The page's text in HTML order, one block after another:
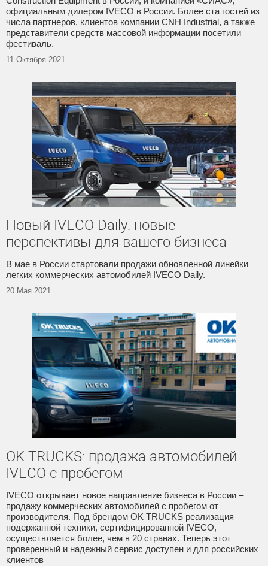
официальным дилером IVECO в России. Более ста гостей из
числа партнеров, клиентов компании CNH Industrial, а также
представители средств массовой информации посетили
фестиваль.
11 Октября 2021
Новый IVECO Daily: новые
перспективы для вашего бизнеса
В мае в России стартовали продажи обновленной линейки
легких коммерческих автомобилей IVECO Daily.
20 Мая 2021
OK TRUCKS: продажа автомобилей
IVECO с пробегом
IVECO открывает новое направление бизнеса в России –
продажу коммерческих автомобилей с пробегом от
производителя. Под брендом OK TRUCKS реализация
подержанной техники, сертифицированной IVECO,
осуществляется более, чем в 20 странах. Теперь этот
проверенный и надежный сервис доступен и для российских
клиентов